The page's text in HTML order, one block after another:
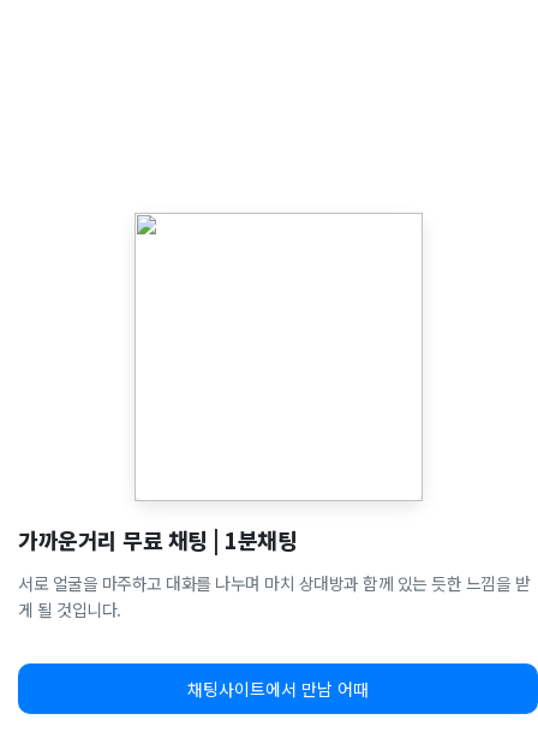
가까운거리 무료 채팅 | 1분채팅
서로 얼굴을 마주하고 대화를 나누며 마치 상대방과 함께 있는 듯한 느낌을 받
게 될 것입니다.
채팅사이트에서 만남 어때